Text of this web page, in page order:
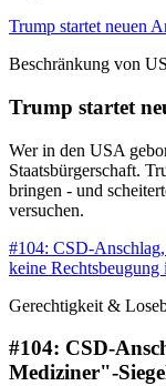
Trump startet neuen
Beschränkung von
Trump startet
Wer in den USA
Staatsbürgerschaft.
bringen - und
versuchen.
#104: CSD-
keine Rechtsbeugung
Gerechtigkeit &
#104: CSD-
Mediziner"-